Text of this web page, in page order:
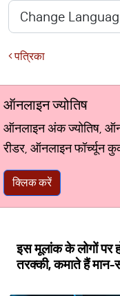
पत्रिका
ऑनलाइन ज्योतिष
ऑनलाइन अंक ज्योतिष,
रीडर, ऑनलाइन फॉर्च्यून
क्लिक करें
इस मूलांक के लोगों पर
तरक्की, कमाते हैं मान-